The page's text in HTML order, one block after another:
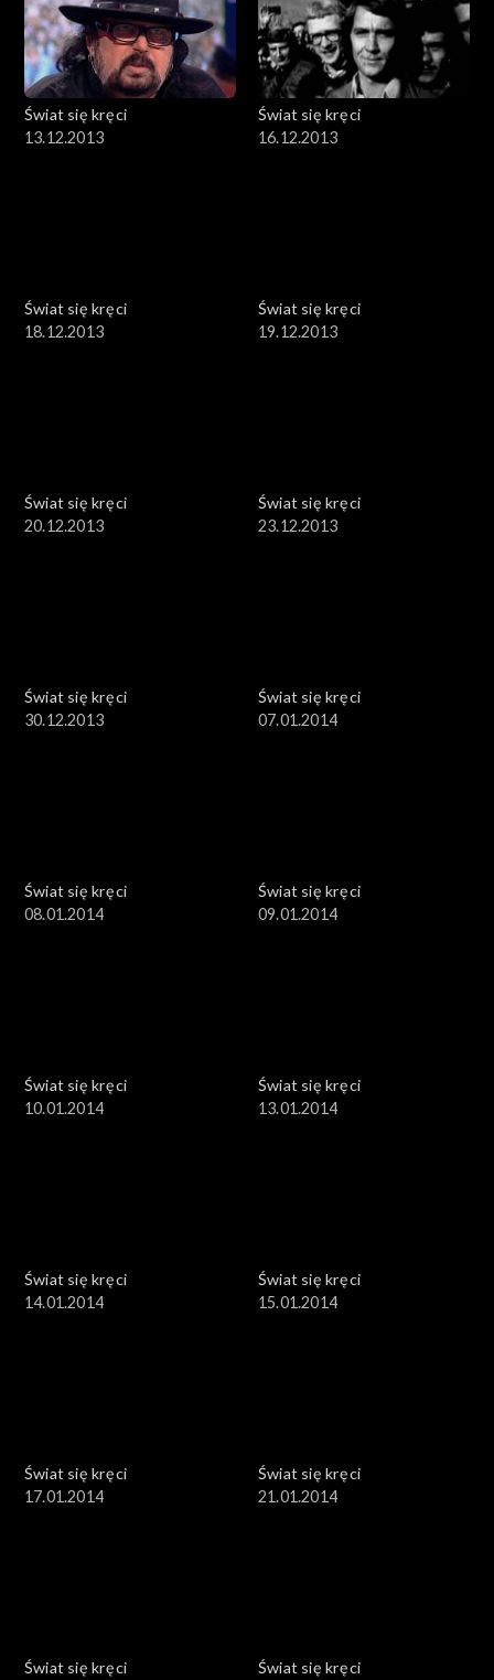
Świat się kręci
13.12.2013
Świat się kręci
16.12.2013
Świat się kręci
18.12.2013
Świat się kręci
19.12.2013
Świat się kręci
20.12.2013
Świat się kręci
23.12.2013
Świat się kręci
30.12.2013
Świat się kręci
07.01.2014
Świat się kręci
08.01.2014
Świat się kręci
09.01.2014
Świat się kręci
10.01.2014
Świat się kręci
13.01.2014
Świat się kręci
14.01.2014
Świat się kręci
15.01.2014
Świat się kręci
17.01.2014
Świat się kręci
21.01.2014
Świat się kręci
Świat się kręci